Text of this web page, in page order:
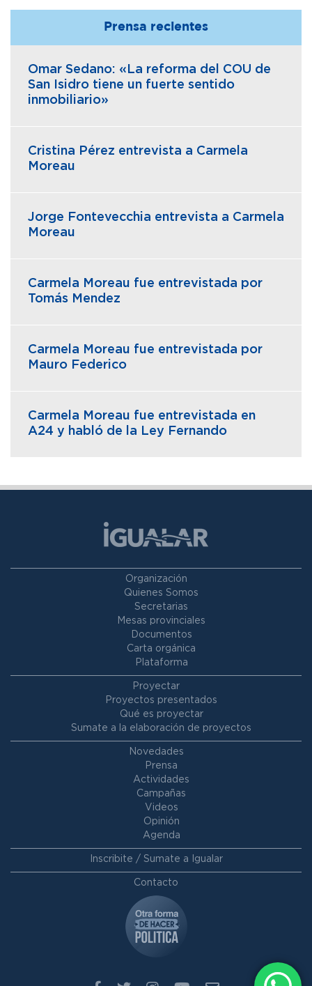
Prensa recientes
Omar Sedano: «La reforma del COU de
San Isidro tiene un fuerte sentido
inmobiliario»
Cristina Pérez entrevista a Carmela
Moreau
Jorge Fontevecchia entrevista a Carmela
Moreau
Carmela Moreau fue entrevistada por
Tomás Mendez
Carmela Moreau fue entrevistada por
Mauro Federico
Carmela Moreau fue entrevistada en
A24 y habló de la Ley Fernando
Organización
Quienes Somos
Secretarias
Mesas provinciales
Documentos
Carta orgánica
Plataforma
Proyectar
Proyectos presentados
Qué es proyectar
Sumate a la elaboración de proyectos
Novedades
Prensa
Actividades
Campañas
Videos
Opinión
Agenda
Inscribite / Sumate a Igualar
Contacto